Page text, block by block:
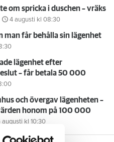
om spricka i duschen – vräks
4 augusti kl 08:30
man får behålla sin lägenhet
lägenhet efter
– får betala 50 000
och övergav lägenheten –
honom på 100 000
augusti kl 10:30